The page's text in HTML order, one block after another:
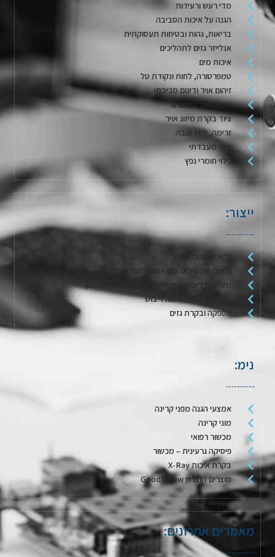
מדי רעש ורעידות
הגנה על איכות הסביבה
בריאות, גהות ובטיחות תעסוקתית
אנלייזר גזים לתהליכים
איכות מים
טמפרטורה, לחות ונקודת טל
זיהום אויר ודיגום סביבתי
איכות אויר במבנים
ציוד בקרת מיזוג אויר
זרימה, לחץ וגובה
ציוד מעבדתי
גילוי חומרי נפץ
ייצור:
גלאי גז סטנדרטים
גלאים ומכשירים מותאמים למפרט הלקוח
מערכות לאווירה מבוקרת / דגימת אריזות מזון
מערכות לשטיפה בגז וייבוש
אספקה ובקרת גזים
נימ:
אמצעי הגנה מפני קרינה
מוני קרינה
מכשור רפואי
פיסיקה גרעינית – מכשור
בקרת איכות X-Ray
מוצרים תוצרת Goodfellow
מאמרים אחרונים: